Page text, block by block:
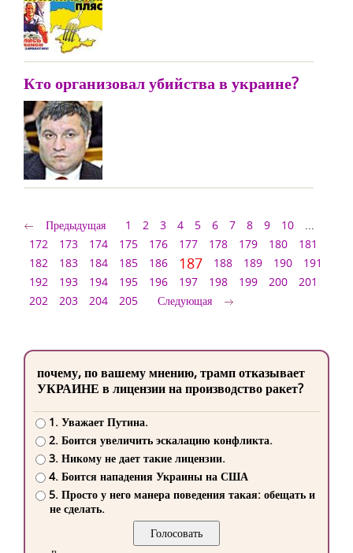
Кто организовал убийства в украине?
Предыдущая 1 2 3 4 5 6 7 8 9 10
...
172
173 174 175 176 177 178 179 180
181
182
183 184 185 186 187 188 189 190
191
192
193 194 195 196 197 198 199 200
201
202
203 204 205 Следующая
почему, по вашему мнению, трамп отказывает
УКРАИНЕ в лицензии на производство ракет?
1. Уважает Путина.
2. Боится увеличить эскалацию конфликта.
3. Никому не дает такие лицензии.
4. Боится нападения Украины на США
5. Просто у него манера поведения такая: обещать и
не сделать.